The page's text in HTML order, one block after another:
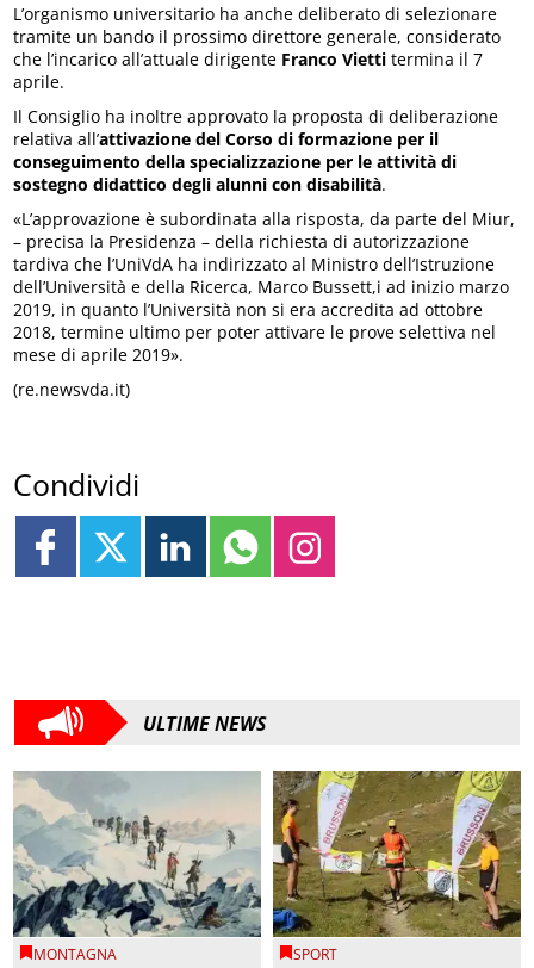
L’organismo universitario ha anche deliberato di selezionare
tramite un bando il prossimo direttore generale, considerato
che l’incarico all’attuale dirigente Franco Vietti termina il 7
aprile.
Il Consiglio ha inoltre approvato la proposta di deliberazione
relativa all’attivazione del Corso di formazione per il
conseguimento della specializzazione per le attività di
sostegno didattico degli alunni con disabilità.
«L’approvazione è subordinata alla risposta, da parte del Miur,
– precisa la Presidenza – della richiesta di autorizzazione
tardiva che l’UniVdA ha indirizzato al Ministro dell’Istruzione
dell’Università e della Ricerca, Marco Bussett,i ad inizio marzo
2019, in quanto l’Università non si era accredita ad ottobre
2018, termine ultimo per poter attivare le prove selettiva nel
mese di aprile 2019».
(re.newsvda.it)
Condividi
ULTIME NEWS
MONTAGNA SPORT